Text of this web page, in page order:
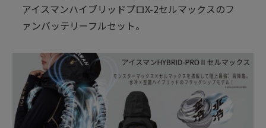
アイスマンハイブリッドプロX-2セルマックスのフ
ァンバッテリーフルセット。